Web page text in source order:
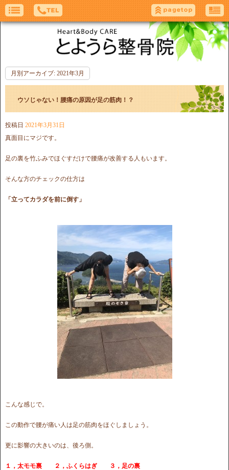
月別アーカイブ: 2021年3月
ウソじゃない！腰痛の原因が足の筋肉！？
投稿日 2021年3月31日
真面目にマジです。
足の裏を竹ふみでほぐすだけで腰痛が改善する人もいます。
そんな方のチェックの仕方は
「立ってカラダを前に倒す」
こんな感じで。
この動作で腰が痛い人は足の筋肉をほぐしましょう。
更に影響の大きいのは、後ろ側。
１，太モモ裏 ２，ふくらはぎ ３，足の裏